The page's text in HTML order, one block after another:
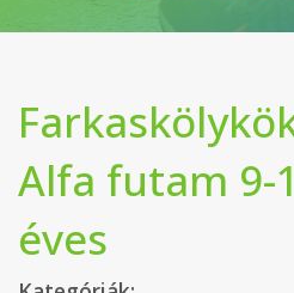
Alfa futam 9-
éves